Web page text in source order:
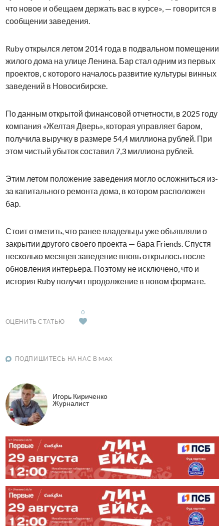
что новое и обещаем держать вас в курсе», — говорится в
сообщении заведения.
Ruby открылся летом 2014 года в подвальном помещении
жилого дома на улице Ленина. Бар стал одним из первых
проектов, с которого началось развитие культуры винных
заведений в Новосибирске.
По данным открытой финансовой отчетности, в 2025 году
компания «Желтая Дверь», которая управляет баром,
получила выручку в размере 54,4 миллиона рублей. При
этом чистый убыток составил 7,3 миллиона рублей.
Этим летом положение заведения могло осложниться из-
за капитального ремонта дома, в котором расположен
бар.
Стоит отметить, что ранее владельцы уже объявляли о
закрытии другого своего проекта — бара Friends. Спустя
несколько месяцев заведение вновь открылось после
обновления интерьера. Поэтому не исключено, что и
история Ruby получит продолжение в новом формате.
ОЦЕНИТЬ СТАТЬЮ
0
ПОДПИШИТЕСЬ НА НАС В MAX
Игорь Кириченко
Журналист